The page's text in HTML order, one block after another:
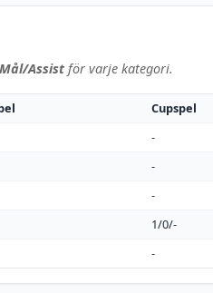
Assist för varje kategori.
Cupspel
-
-
-
1/0/-
-